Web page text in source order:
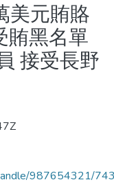
美元賄賂
賄黑名單
接受長野
987654321/